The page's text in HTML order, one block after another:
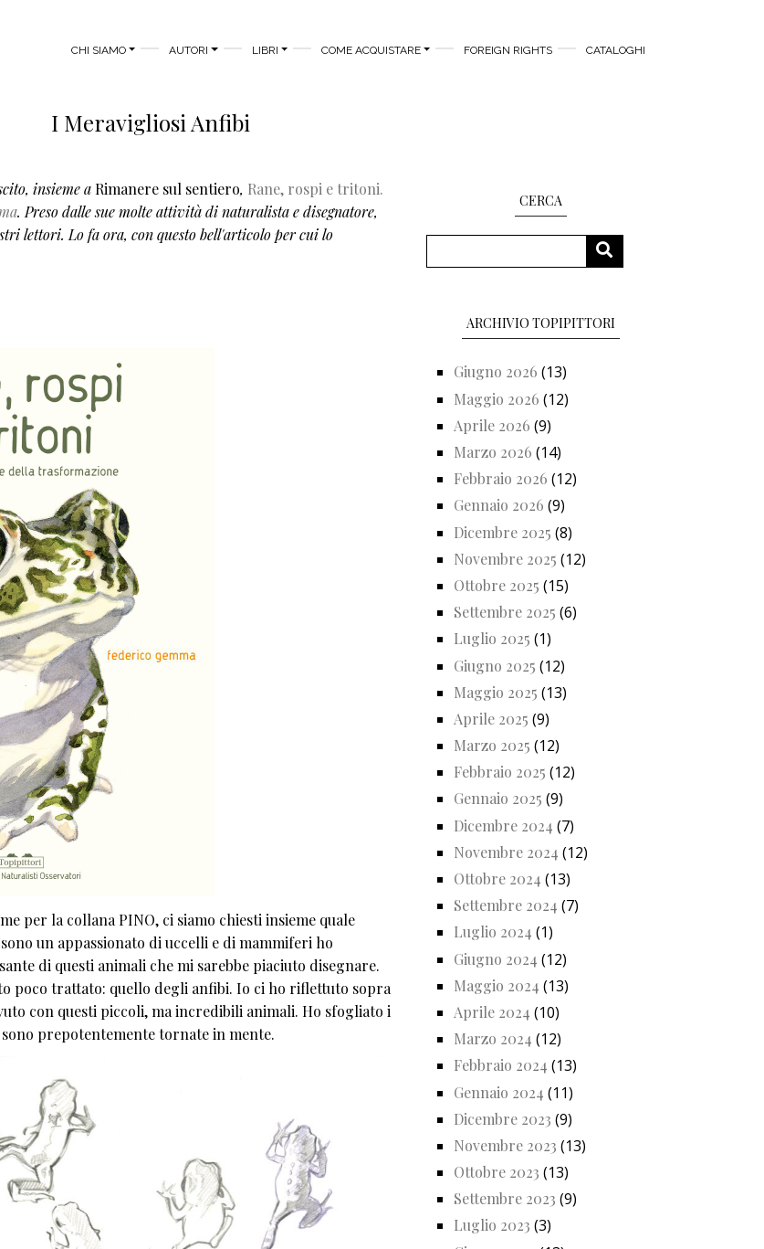
MAIN MENU
CHI SIAMO AUTORI LIBRI COME ACQUISTARE FOREIGN RIGHTS CATALOGHI
I Meravigliosi Anfibi
insieme a Rimanere sul sentiero, Rane, rospi e tritoni.
. Preso dalle sue molte attività di naturalista e disegnatore,
lettori. Lo fa ora, con questo bell'articolo per cui lo
per la collana PINO, ci siamo chiesti insieme quale
un appassionato di uccelli e di mammiferi ho
di questi animali che mi sarebbe piaciuto disegnare.
poco trattato: quello degli anfibi. Io ci ho riflettuto sopra
con questi piccoli, ma incredibili animali. Ho sfogliato i
prepotentemente tornate in mente.
CERCA
CERCA
ARCHIVIO TOPIPITTORI
Giugno 2026 (13)
Maggio 2026 (12)
Aprile 2026 (9)
Marzo 2026 (14)
Febbraio 2026 (12)
Gennaio 2026 (9)
Dicembre 2025 (8)
Novembre 2025 (12)
Ottobre 2025 (15)
Settembre 2025 (6)
Luglio 2025 (1)
Giugno 2025 (12)
Maggio 2025 (13)
Aprile 2025 (9)
Marzo 2025 (12)
Febbraio 2025 (12)
Gennaio 2025 (9)
Dicembre 2024 (7)
Novembre 2024 (12)
Ottobre 2024 (13)
Settembre 2024 (7)
Luglio 2024 (1)
Giugno 2024 (12)
Maggio 2024 (13)
Aprile 2024 (10)
Marzo 2024 (12)
Febbraio 2024 (13)
Gennaio 2024 (11)
Dicembre 2023 (9)
Novembre 2023 (13)
Ottobre 2023 (13)
Settembre 2023 (9)
Luglio 2023 (3)